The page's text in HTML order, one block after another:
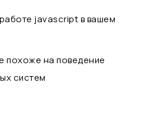
javascript в вашем
похоже на поведение
систем